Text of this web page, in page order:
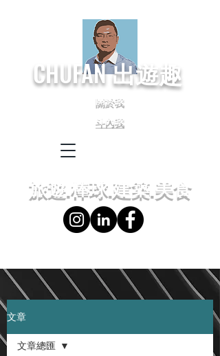
CHUFAN出遊趣
關於我
斗內我
旅遊.棒球.建築.美食
文章
文章總匯